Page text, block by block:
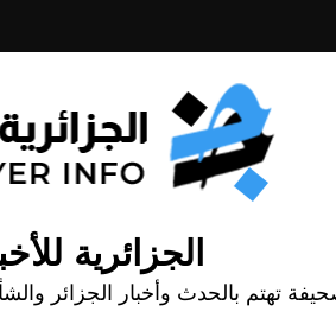
الجزائرية
تهتم بالحدث وأخبار الجزائر